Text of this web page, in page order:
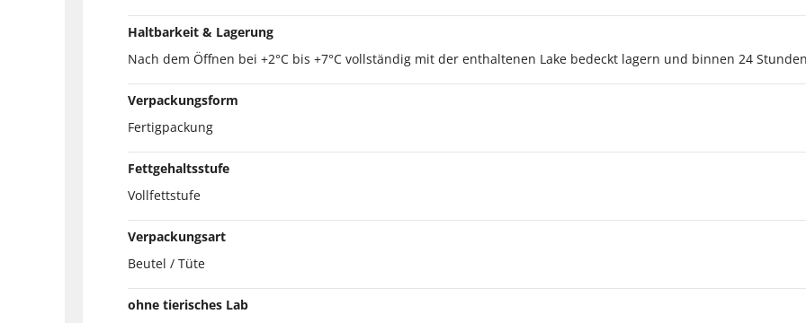
Haltbarkeit & Lagerung
Nach dem Öffnen bei +2°C bis +7°C vollständig mit der enthaltenen Lake bedeckt lagern und binnen 24
Verpackungsform
Fertigpackung
Fettgehaltsstufe
Vollfettstufe
Verpackungsart
Beutel / Tüte
ohne tierisches Lab